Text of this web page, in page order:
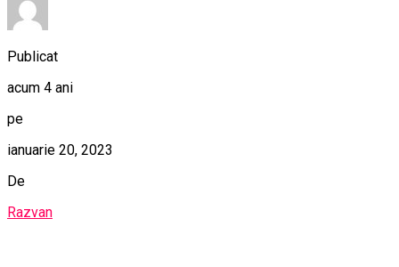
Publicat
acum 4 ani
pe
ianuarie 20, 2023
De
Razvan